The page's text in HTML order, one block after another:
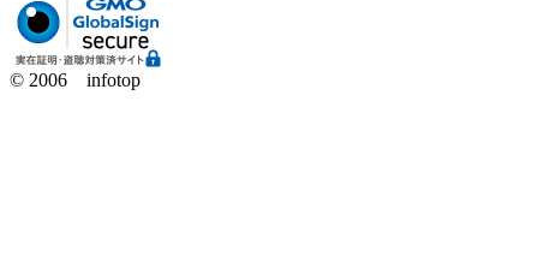
© 2006 infotop